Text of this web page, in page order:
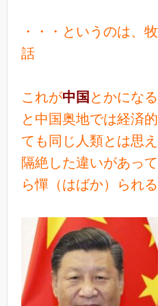
・・・というのは、
話
これが中国 とかにな
と中国奥地では経済
ても同じ人類とは思
隔絶した違いがあっ
ら憚（はばか）られ